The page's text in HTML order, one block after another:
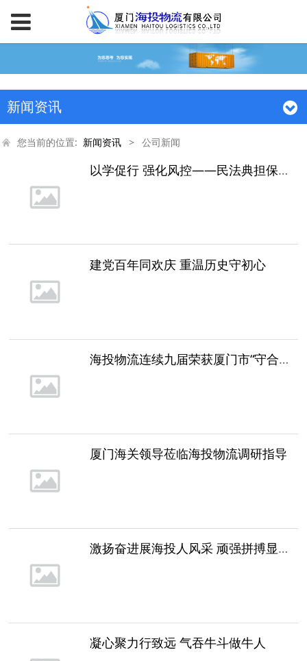
新闻资讯
您当前的位置: 新闻资讯 > 公司新闻
以学促行 强化风控——民法典担保制度对企业法律风险管理影响
建党百年同欢庆 重温历史守初心
海投物流连续九届荣获厦门市“守合同重信用企业”称号
厦门海关领导莅临海投物流调研指导
激扬奋进展海投人风采 顽强拼搏显物流人本色
凝心聚力行致远 气吞牛斗做牛人